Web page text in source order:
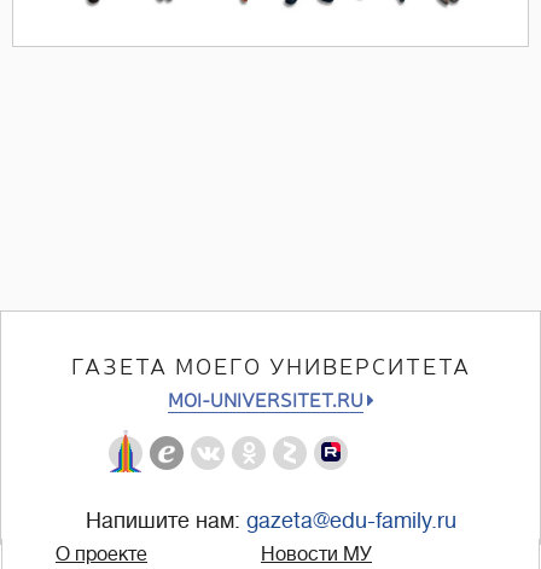
ГАЗЕТА МОЕГО УНИВЕРСИТЕТА
MOI-UNIVERSITET.RU
Напишите нам: gazeta@edu-family.ru
О проекте
Новости МУ